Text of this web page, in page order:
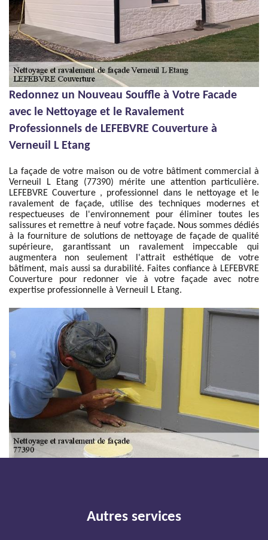
Redonnez un Nouveau Souffle à Votre Facade
avec le Nettoyage et le Ravalement
Professionnels de LEFEBVRE Couverture à
Verneuil L Etang
La façade de votre maison ou de votre bâtiment commercial à
Verneuil L Etang (77390) mérite une attention particulière.
LEFEBVRE Couverture , professionnel dans le nettoyage et le
ravalement de façade, utilise des techniques modernes et
respectueuses de l'environnement pour éliminer toutes les
salissures et remettre à neuf votre façade. Nous sommes dédiés
à la fourniture de solutions de nettoyage de façade de qualité
supérieure, garantissant un ravalement impeccable qui
augmentera non seulement l'attrait esthétique de votre
bâtiment, mais aussi sa durabilité. Faites confiance à LEFEBVRE
Couverture pour redonner vie à votre façade avec notre
expertise professionnelle à Verneuil L Etang.
Autres services